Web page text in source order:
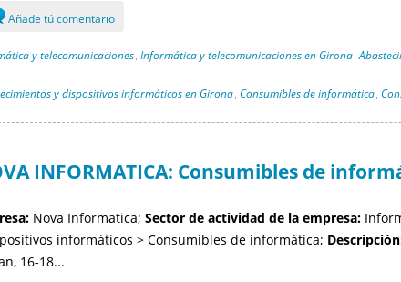
Añade tú comentario
y telecomunicaciones , Informática y telecomunicaciones en Girona ,
y dispositivos informáticos en Girona , Consumibles de informática ,
INFORMATICA: Consumibles de
Nova Informatica; Sector de actividad de la empresa:
informáticos > Consumibles de informática;
16-18...